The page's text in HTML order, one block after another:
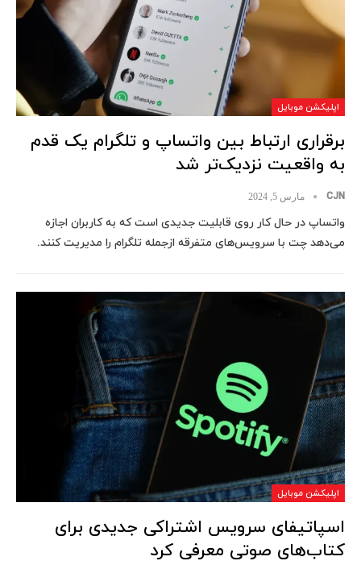
اپلیکشن موبایل
برقراری ارتباط بین واتساپ و تلگرام یک قدم
به واقعیت نزدیک‌تر شد
CJN مارس 5, 2024
واتساپ در حال کار روی قابلیت‌ جدیدی است که به کاربران اجازه
می‌دهد چت با سرویس‌های متفرقه ازجمله تلگرام را مدیریت کنند.
اپلیکشن موبایل
اسپاتیفای سرویس اشتراکی جدیدی برای
کتاب‌های صوتی معرفی کرد